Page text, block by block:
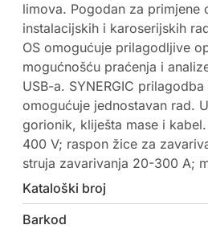
limova. Pogodan za primjene
instalacijskih i karoserijskih
OS omogućuje prilagodljive
mogućnošću praćenja i
USB-a. SYNERGIC
omogućuje jednostavan rad.
gorionik, kliješta mase i
400 V; raspon žice za
struja zavarivanja 20-300 A;
Kataloški broj
Barkod